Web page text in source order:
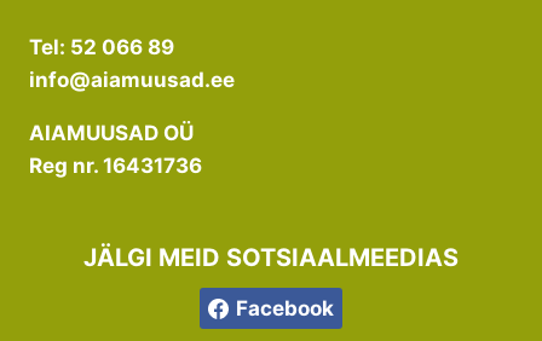
Tel: 52 066 89
info@aiamuusad.ee
AIAMUUSAD OÜ
Reg nr. 16431736
JÄLGI MEID SOTSIAALMEEDIAS
Facebook